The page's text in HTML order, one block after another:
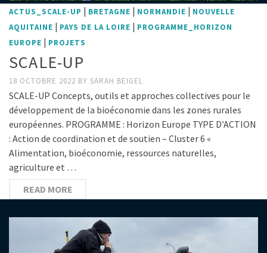
ACTUS_SCALE-UP | BRETAGNE | NORMANDIE | NOUVELLE
AQUITAINE | PAYS DE LA LOIRE | PROGRAMME_HORIZON
EUROPE | PROJETS
SCALE-UP
18 OCTOBRE 2022 BY SARAH BEIGEL
SCALE-UP Concepts, outils et approches collectives pour le
développement de la bioéconomie dans les zones rurales
européennes. PROGRAMME : Horizon Europe TYPE D’ACTION
: Action de coordination et de soutien – Cluster 6 «
Alimentation, bioéconomie, ressources naturelles,
agriculture et …
READ MORE